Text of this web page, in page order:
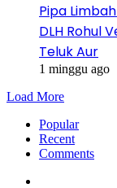
Pipa
DLH Rohul
Teluk Aur
1 minggu ago
Load More
Popular
Recent
Comments